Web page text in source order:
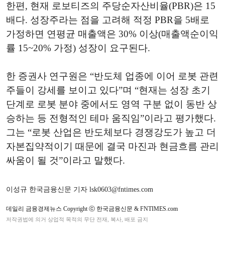
한편, 현재 로보티즈의 주당순자산비율(PBR)은 15
배다. 성장주라는 점을 고려해 적정 PBR을 5배로
가정하면 연평균 매출액은 30% 이상(매출액순이익
률 15~20% 가정) 성장이 요구된다.
한 증권사 연구원은 “반도체 업종에 이어 로봇 관련
주들이 강세를 보이고 있다”며 “현재는 성장 초기
단계로 로봇 분야 중에서도 영역 구분 없이 동반 상
승하는 등 전형적인 테마 움직임”이라고 평가했다.
그는 “로봇 산업은 반도체보다 경쟁강도가 높고 더
자본집약적이기 때문에 결국 마진과 현금흐름 관리
싸움이 될 것”이라고 말했다.
이성규 한국금융신문 기자 lsk0603@fntimes.com
데일리 금융경제뉴스 Copyright ⓒ 한국금융신문 & FNTIMES.com
저작권법에 의거 상업적 목적의 무단 전재, 복사, 배포 금지